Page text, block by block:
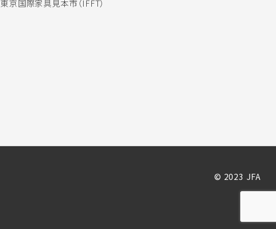
東京国際家具見本市（IFFT）
© 2023 JFA